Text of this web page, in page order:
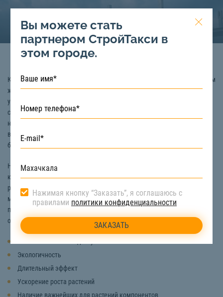
Коровий навоз – это органическое удобрение, являющееся продуктом
жизнедеятельности крупного рогатого скота. Его используют для
улучшения плодородия почвы уже с древнейших времен. Однако
сельское хозяйство является не единственной сферой применения
навоза. Также его используют в качестве топлива, связывающего
вещества в строительстве, а также для производства биогаза и
бумаги.
Но все же, наибольшей популярностью коровяк пользуется именно в
качестве удобрения. В его состав входит большое количество
различных компонентов, таких как азот, фосфор, калий, кальций,
магний и т.д. Почва, в которую добавляется навоз, становится более
плодородной и способной приносить богатый урожай. Среди
основных преимуществ коровьего навоза стоит отметить:
Экологичность
Длительный эффект
Ускорение роста растений
Наличие важнейших для растений компонентов
Вы можете стать
партнером СтройТакси в
этом городе.
Нажимая кнопку “Заказать”, я соглашаюсь с
правилами политики конфиденциальности